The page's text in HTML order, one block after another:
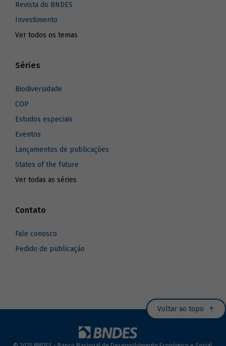
Revista do BNDES
Investimento
Ver todos os temas
Séries
Biodiversidade
COP
Estudos especiais
Eventos
Lançamentos de publicações
States of the future
Ver todas as séries
Contato
Fale conosco
Pedido de publicação
Voltar ao topo